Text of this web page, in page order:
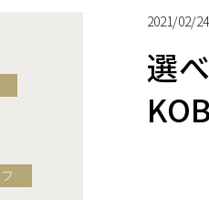
2021/02/24
選